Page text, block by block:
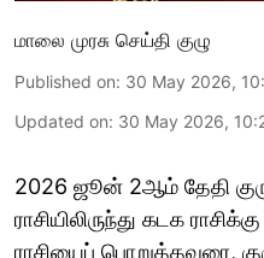
மாலை முரசு செய்தி குழு
Published on: 30 May 2026,
Updated on: 30 May 2026,
2026 ஜூன் 2ஆம் தேதி
ராசியிலிருந்து கடக
ராசியைப் பொறுத்தவரை,